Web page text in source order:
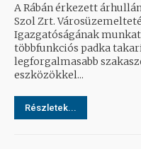
A Rábán érkezett
Szol Zrt.
Igazgatóságának
többfunkciós padka
legforgalmasabb
eszközökkel...
Részletek...